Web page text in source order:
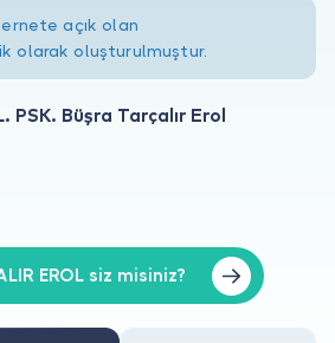
açık olan
olarak oluşturulmuştur.
PSK. Büşra Tarçalır Erol
EROL siz misiniz?